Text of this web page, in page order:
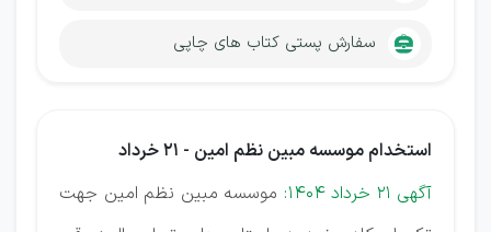
سفارش پستی کتاب های چاپی
استخدام موسسه مبین نظم امین - 21 خرداد
آگهی 21 خرداد 1404:
موسسه مبین نظم امین جهت